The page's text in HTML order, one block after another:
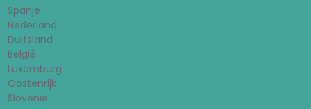
Spanje
Nederland
Duitsland
België
Luxemburg
Oostenrijk
Slovenië